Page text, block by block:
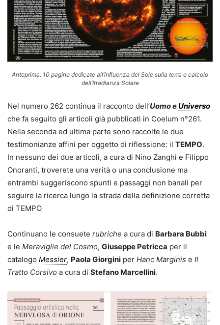
Anteprima: 10 pagine dedicate all’influenza del Sole sulla terra e calcolo
dell’Irradianza Solare
Nel numero 262 continua il racconto dell’Uomo eUniverso
che fa seguito gli articoli già pubblicati in Coelum n°261.
Nella seconda ed ultima parte sono raccolte le due
testimonianze affini per oggetto di riflessione: il TEMPO.
In nessuno dei due articoli, a cura di Nino Zanghì e Filippo
Onoranti, troverete una verità o una conclusione ma
entrambi suggeriscono spunti e passaggi non banali per
seguire la ricerca lungo la strada della definizione corretta
di TEMPO
Continuano le consuete rubriche a cura di Barbara Bubbi
e le Meraviglie del Cosmo, Giuseppe Petricca per il
catalogo Messier, Paola Giorgini per Hanc Marginis e Il
Tratto Corsivo a cura di Stefano Marcellini.